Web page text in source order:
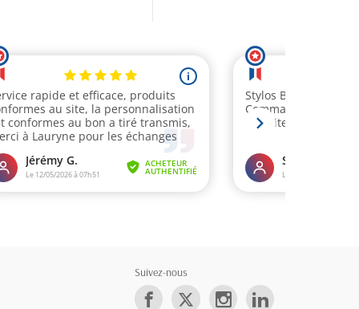
Suivez-nous